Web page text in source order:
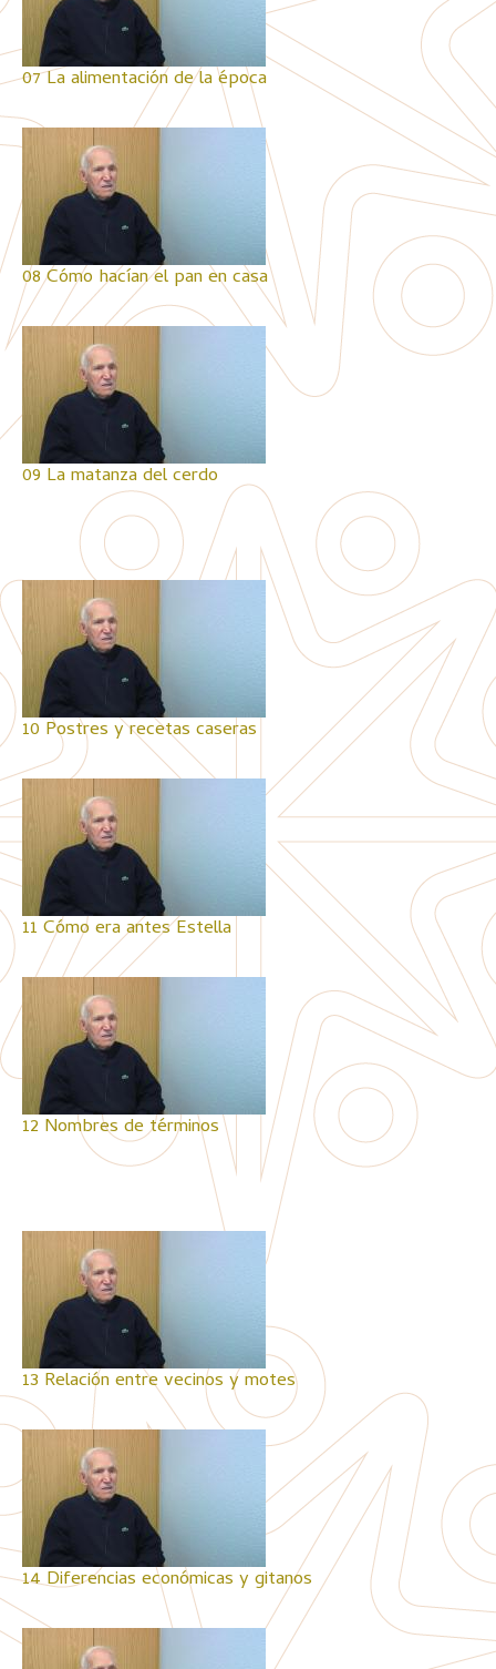
07 La alimentación de la época
08 Cómo hacían el pan en casa
09 La matanza del cerdo
10 Postres y recetas caseras
11 Cómo era antes Estella
12 Nombres de términos
13 Relación entre vecinos y motes
14 Diferencias económicas y gitanos